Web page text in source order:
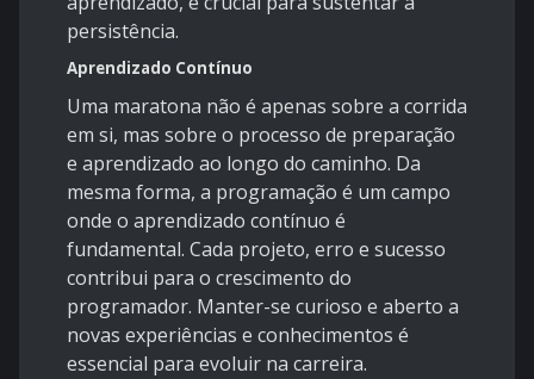
persistência.
Aprendizado Contínuo
Uma maratona não é apenas sobre a corrida
em si, mas sobre o processo de preparação
e aprendizado ao longo do caminho. Da
mesma forma, a programação é um campo
onde o aprendizado contínuo é
fundamental. Cada projeto, erro e sucesso
contribui para o crescimento do
programador. Manter-se curioso e aberto a
novas experiências e conhecimentos é
essencial para evoluir na carreira.